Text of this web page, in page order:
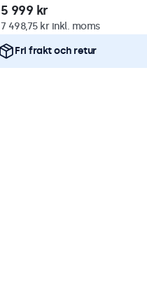
5 999 kr
7 498,75 kr inkl. moms
Fri frakt och retur